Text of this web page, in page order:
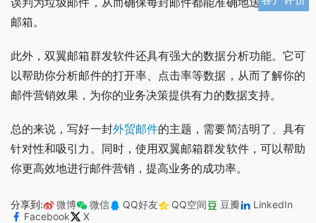
邮箱。
此外，双翼邮箱群发软件还具有强大的数据分析功能。它可
以帮助你分析邮件的打开率、点击率等数据，从而了解你的
邮件营销效果，为你的业务决策提供有力的数据支持。
总的来说，写好一封外贸邮件的主题，需要简洁明了、具有
针对性和吸引力。同时，使用双翼邮箱群发软件，可以帮助
你更高效地进行邮件营销，提高业务的成功率。
分享到: 微博 微信 QQ好友 QQ空间 豆瓣
LinkedIn
Facebook
X